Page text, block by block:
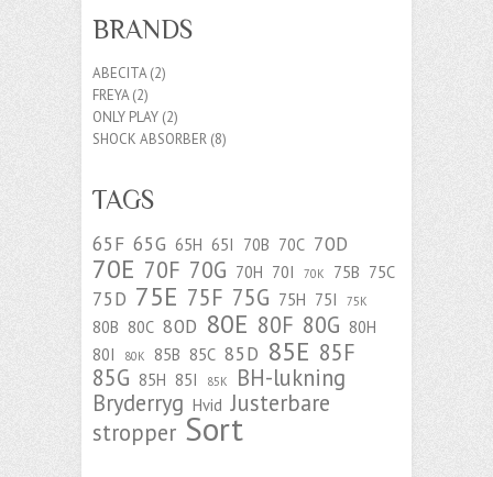
BRANDS
ABECITA(2)
FREYA(2)
ONLY PLAY (2)
SHOCK ABSORBER (8)
TAGS
65F 65G 65H 65I 70B 70C 70D
70E 70F 70G 70H 70I 70K 75B 75C
75D 75E 75F 75G 75H 75I 75K
80B 80C 80D 80E 80F 80G 80H
80I
80K 85B 85C 85D 85E 85F
85G 85H 85I 85K
BH-lukning
Bryderryg Hvid Justerbare
stropper Sort